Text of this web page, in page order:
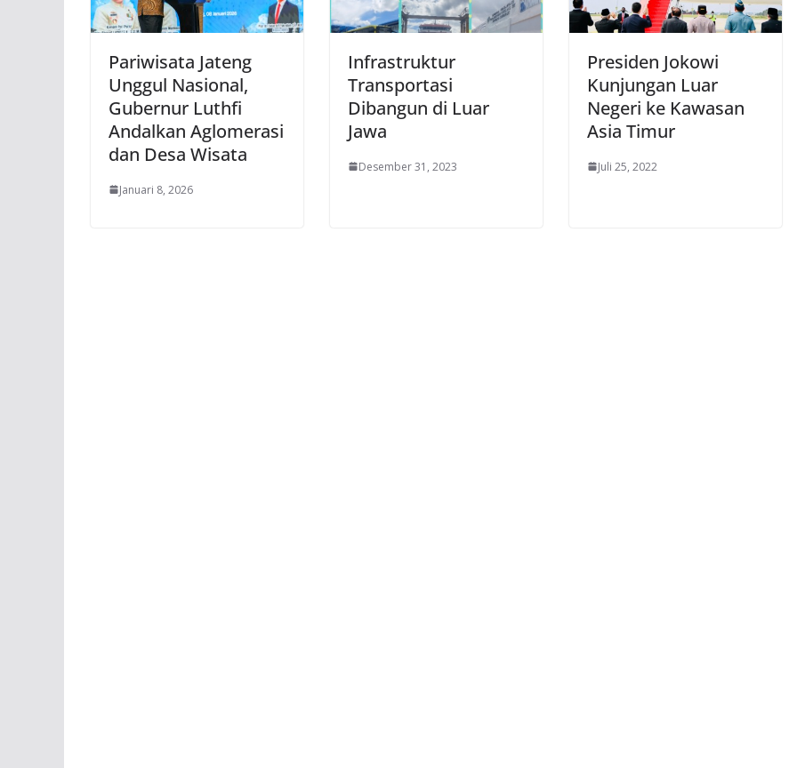
Pariwisata Jateng
Unggul Nasional,
Gubernur Luthfi
Andalkan Aglomerasi
dan Desa Wisata
Januari 8, 2026
Infrastruktur
Transportasi
Dibangun di Luar
Jawa
Desember 31, 2023
Presiden Jokowi
Kunjungan Luar
Negeri ke Kawasan
Asia Timur
Juli 25, 2022